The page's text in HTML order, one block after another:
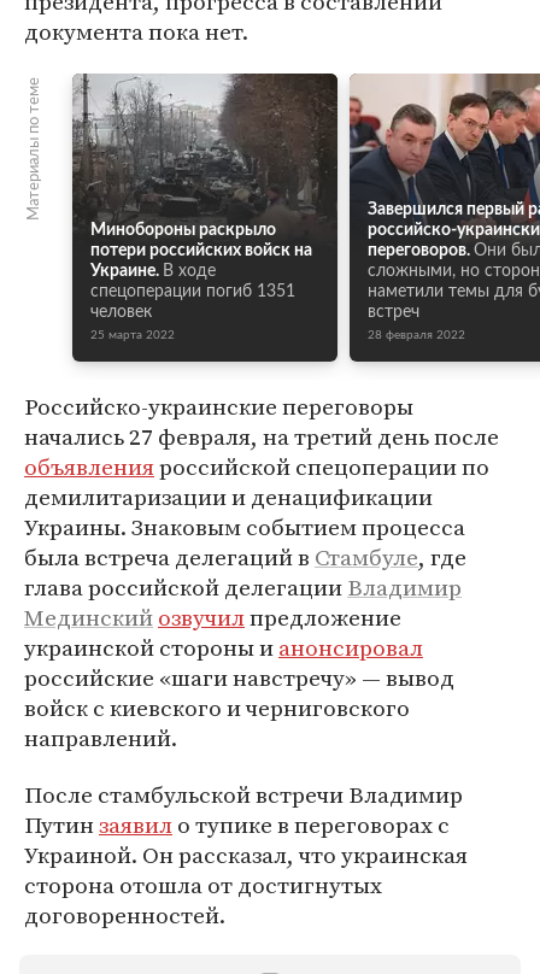
документа пока нет.
Материалы по теме
Минобороны раскрыло
потери российских войск на
Украине. В ходе
спецоперации погиб 1351
человек
25 марта 2022
Завершился первый
российско-
переговоров. Они
сложными, но
наметили темы для
встреч
28 февраля 2022
Российско-украинские переговоры
начались 27 февраля, на третий день после
объявленияроссийской спецоперации по
демилитаризации и денацификации
Украины. Знаковым событием процесса
была встреча делегаций в Стамбуле, где
глава российской делегацииВладимир
Мединскийозвучилпредложение
украинской стороны ианонсировал
российские «шаги навстречу» — вывод
войск с киевского и черниговского
направлений.
После стамбульской встречи Владимир
Путинзаявило тупике в переговорах с
Украиной. Он рассказал, что украинская
сторона отошла от достигнутых
договоренностей.